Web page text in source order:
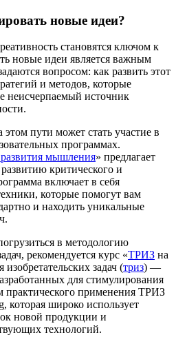
новые идеи?
становятся ключом к
новые идеи является важным
вопросом: как развить этот
и методов, которые
неисчерпаемый источник
пути может стать участие в
программах.
мышления» предлагает
критического и
включает в себя
которые помогут вам
и находить уникальные
в методологию
рекомендуется курс «ТРИЗ на
задач (триз) —
для стимулирования
практического применения ТРИЗ
которая широко использует
новой продукции и
технологий.